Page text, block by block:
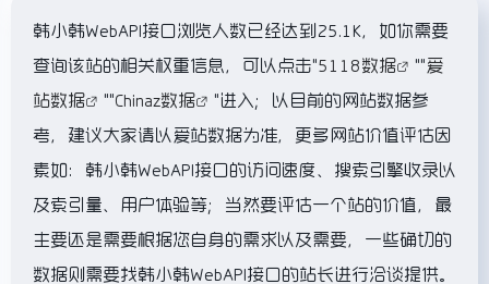
韩小韩WebAPI接口浏览人数已经达到25.1K，如你需要
查询该站的相关权重信息，可以点击"5118数据 ""爱
站数据
""Chinaz数据
"进入；以目前的网站数据参
考，建议大家请以爱站数据为准，更多网站价值评估因
素如：韩小韩WebAPI接口的访问速度、搜索引擎收录以
及索引量、用户体验等；当然要评估一个站的价值，最
主要还是需要根据您自身的需求以及需要，一些确切的
数据则需要找韩小韩WebAPI接口的站长进行洽谈提供。